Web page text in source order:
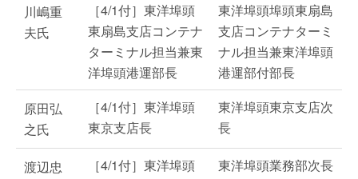
川嶋重
夫氏
［4/1付］東洋埠頭
東扇島支店コンテナ
ターミナル担当兼東
洋埠頭港運部長
東洋埠頭埠頭東扇島
支店コンテナターミ
ナル担当兼東洋埠頭
港運部付部長
原田弘
之氏
［4/1付］東洋埠頭
東京支店長
東洋埠頭東京支店次
長
渡辺忠
［4/1付］東洋埠頭
東洋埠頭業務部次長